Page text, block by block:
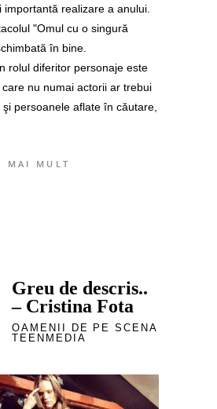
importantă realizare a anului.
"Omul cu o singură
în bine.
rolul diferitor personaje este
nu numai actorii ar trebui
persoanele aflate în căutare,
MAI MULT
Greu de descris..
– Cristina Fota
OAMENII DE PE SCENA
TEENMEDIA